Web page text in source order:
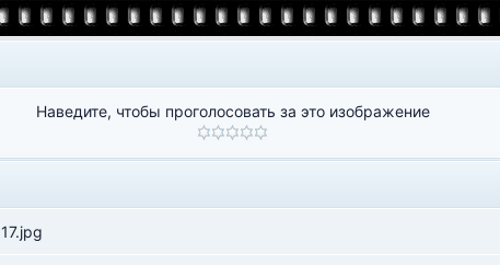
Наведите, чтобы проголосовать за это изображение